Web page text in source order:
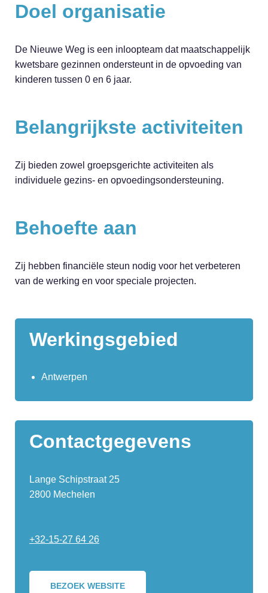
Doel organisatie
De Nieuwe Weg is een inloopteam dat maatschappelijk
kwetsbare gezinnen ondersteunt in de opvoeding van
kinderen tussen 0 en 6 jaar.
Belangrijkste activiteiten
Zij bieden zowel groepsgerichte activiteiten als
individuele gezins- en opvoedingsondersteuning.
Behoefte aan
Zij hebben financiële steun nodig voor het verbeteren
van de werking en voor speciale projecten.
Werkingsgebied
Antwerpen
Contactgegevens
Lange Schipstraat 25
2800 Mechelen
+32-15-27 64 26
BEZOEK WEBSITE